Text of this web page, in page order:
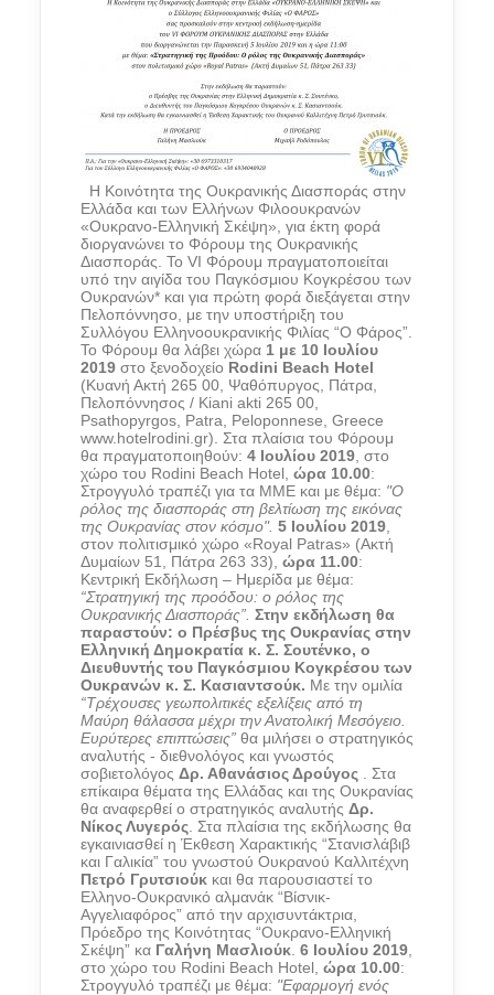
Η Κοινότητα της Ουκρανικής Διασποράς στην
Ελλάδα και των Ελλήνων Φιλοουκρανών
«Ουκρανο-Ελληνική Σκέψη», για έκτη φορά
διοργανώνει το Φόρουμ της Ουκρανικής
Διασποράς. Το VI Φόρουμ πραγματοποιείται
υπό την αιγίδα του Παγκόσμιου Κογκρέσου των
Ουκρανών* και για πρώτη φορά διεξάγεται στην
Πελοπόννησο, με την υποστήριξη του
Συλλόγου Ελληνοουκρανικής Φιλίας “Ο Φάρος”.
Το Φόρουμ θα λάβει χώρα 1 με 10 Ιουλίου
2019 στο ξενοδοχείο Rodini Beach Hotel
(Κυανή Ακτή 265 00, Ψαθόπυργος, Πάτρα,
Πελοπόννησος / Kiani akti 265 00,
Psathopyrgos, Patra, Peloponnese, Greece
www.hotelrodini.gr). Στα πλαίσια του Φόρουμ
θα πραγματοποιηθούν: 4 Ιουλίου 2019, στο
χώρο του Rodini Beach Hotel, ώρα 10.00:
Στρογγυλό τραπέζι για τα ΜΜΕ και με θέμα: "Ο
ρόλος της διασποράς στη βελτίωση της εικόνας
της Ουκρανίας στον κόσμο". 5 Ιουλίου 2019,
στον πολιτισμικό χώρο «Royal Patras» (Ακτή
Δυμαίων 51, Πάτρα 263 33), ώρα 11.00:
Κεντρική Εκδήλωση – Ημερίδα με θέμα:
“Στρατηγική της προόδου: ο ρόλος της
Ουκρανικής Διασποράς”. Στην εκδήλωση θα
παραστούν: ο Πρέσβυς της Ουκρανίας στην
Ελληνική Δημοκρατία κ. Σ. Σουτένκο, ο
Διευθυντής του Παγκόσμιου Κογκρέσου των
Ουκρανών κ. Σ. Κασιαντσούκ. Με την ομιλία
“Τρέχουσες γεωπολιτικές εξελίξεις από τη
Μαύρη θάλασσα μέχρι την Ανατολική Μεσόγειο.
Ευρύτερες επιπτώσεις” θα μιλήσει ο στρατηγικός
αναλυτής - διεθνολόγος και γνωστός
σοβιετολόγος Δρ. Αθανάσιος Δρούγος . Στα
επίκαιρα θέματα της Ελλάδας και της Ουκρανίας
θα αναφερθεί ο στρατηγικός αναλυτής Δρ.
Νίκος Λυγερός. Στα πλαίσια της εκδήλωσης θα
εγκαινιασθεί η Έκθεση Χαρακτικής “Στανισλάβιβ
και Γαλικία” του γνωστού Ουκρανού Καλλιτέχνη
Πετρό Γρυτσιούκ και θα παρουσιαστεί το
Ελληνο-Ουκρανικό αλμανάκ “Βίσνικ-
Αγγελιαφόρος” από την αρχισυντάκτρια,
Πρόεδρο της Κοινότητας “Ουκρανο-Ελληνική
Σκέψη” κα Γαλήνη Μασλιούκ. 6 Ιουλίου 2019,
στο χώρο του Rodini Beach Hotel, ώρα 10.00:
Στρογγυλό τραπέζι με θέμα: "Εφαρμογή ενός